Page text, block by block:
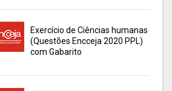
Exercício de Ciências humanas
(Questões Encceja 2020 PPL)
com Gabarito